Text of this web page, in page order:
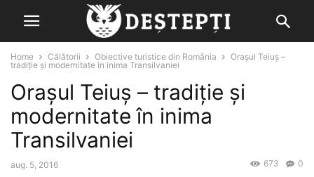
Home Călătorii Obiective turistice din România
Orașul Teiuș –
tradiție și modernitate în inima Transilvaniei
Orașul Teiuș – tradiție și
modernitate în inima
Transilvaniei
aug. 5, 2016 0
673